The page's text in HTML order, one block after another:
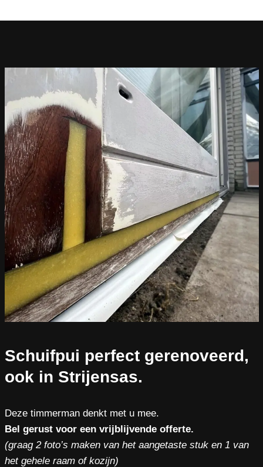
Schuifpui perfect gerenoveerd,
ook in Strijensas.
Deze timmerman denkt met u mee.
Bel gerust voor een vrijblijvende offerte.
(graag 2 foto’s maken van het aangetaste stuk en 1 van
het gehele raam of kozijn)